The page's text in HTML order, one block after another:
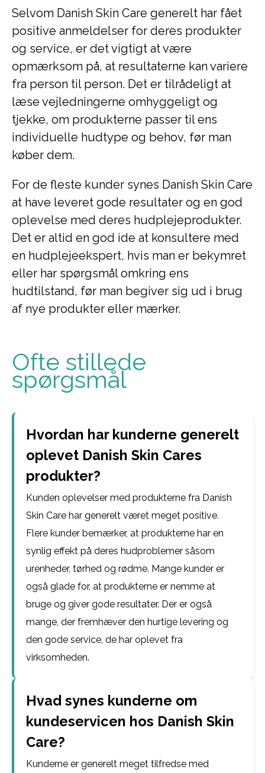
Selvom Danish Skin Care generelt har fået
positive anmeldelser for deres produkter
og service, er det vigtigt at være
opmærksom på, at resultaterne kan variere
fra person til person. Det er tilrådeligt at
læse vejledningerne omhyggeligt og
tjekke, om produkterne passer til ens
individuelle hudtype og behov, før man
køber dem.
For de fleste kunder synes Danish Skin Care
at have leveret gode resultater og en god
oplevelse med deres hudplejeprodukter.
Det er altid en god ide at konsultere med
en hudplejeekspert, hvis man er bekymret
eller har spørgsmål omkring ens
hudtilstand, før man begiver sig ud i brug
af nye produkter eller mærker.
Ofte stillede
spørgsmål
Hvordan har kunderne generelt
oplevet Danish Skin Cares
produkter?
Kunden oplevelser med produkterne fra Danish
Skin Care har generelt været meget positive.
Flere kunder bemærker, at produkterne har en
synlig effekt på deres hudproblemer såsom
urenheder, tørhed og rødme. Mange kunder er
også glade for, at produkterne er nemme at
bruge og giver gode resultater. Der er også
mange, der fremhæver den hurtige levering og
den gode service, de har oplevet fra
virksomheden.
Hvad synes kunderne om
kundeservicen hos Danish Skin
Care?
Kunderne er generelt meget tilfredse med